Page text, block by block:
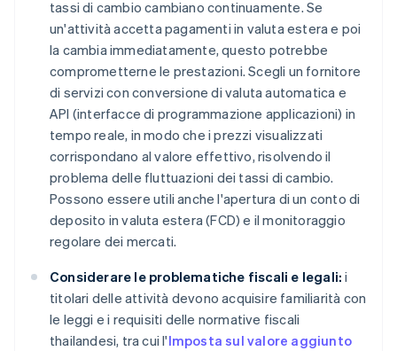
tassi di cambio cambiano continuamente. Se
un'attività accetta pagamenti in valuta estera e poi
la cambia immediatamente, questo potrebbe
comprometterne le prestazioni. Scegli un fornitore
di servizi con conversione di valuta automatica e
API (interfacce di programmazione applicazioni) in
tempo reale, in modo che i prezzi visualizzati
corrispondano al valore effettivo, risolvendo il
problema delle fluttuazioni dei tassi di cambio.
Possono essere utili anche l'apertura di un conto di
deposito in valuta estera (FCD) e il monitoraggio
regolare dei mercati.
Considerare le problematiche fiscali e legali: i
titolari delle attività devono acquisire familiarità con
le leggi e i requisiti delle normative fiscali
thailandesi, tra cui l'Imposta sul valore aggiunto